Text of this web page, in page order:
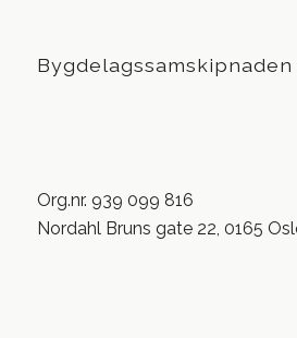
Bygdelagssamskipnaden
Org.nr. 939 099 816
Nordahl Bruns gate 22, 0165